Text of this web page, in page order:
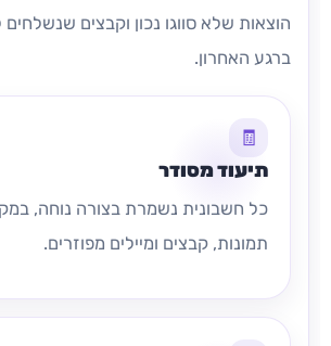
הוצאות שלא סווגו נכון וקבצים
ברגע האחרון.
🧾
תיעוד מסודר
כל חשבונית נשמרת בצורה נוחה,
תמונות, קבצים ומיילים מפוזרים.